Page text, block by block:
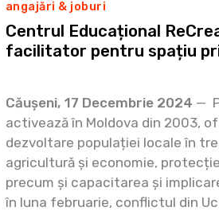
angajări & joburi
Centrul Educațional
facilitator pentru spațiu
Căușeni, 17 Decembrie 2024 —
activează în Moldova din 2003,
dezvoltare populației locale în
agricultură și economie,
precum și capacitarea și
în luna februarie, conflictul din